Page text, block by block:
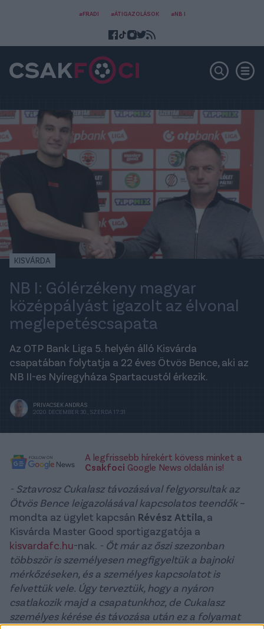
#FRADI #ÁTIGAZOLÁSOK #NB I
KISVÁRDA
NB I: Gólérzékeny magyar
középpályást igazolt az élvonal
meglepetéscsapata
Az OTP Bank Liga 5. helyén álló Kisvárda
csapatában folytatja a 22 éves Ötvös Bence, aki az
NB II-es Nyíregyháza Spartacustól érkezik.
PRIVACSEK ANDRÁS
2020. DECEMBER 30., SZERDA 17:31
A legfrissebb hírekért kövess minket a
Csakfoci Google News oldalán is!
- Sztavrosz Cukalasz távozásával felgyorsultak az
Ötvös Bence leigazolásával kapcsolatos teendők–
mondta az ügylet kapcsán Révész Attila, a
Kisvárda Master Good sportigazgatója a
kisvardafc.hu-nak. - Őt már az őszi szezonban
többször is személyesen megfigyeltük a bajnoki
mérkőzéseken, és a személyes kapcsolatot is
felvettük vele. Úgy terveztük, hogy a nyáron
csatlakozik majd a csapatunkhoz, de Cukalasz
személyes kérése és távozása után ez a folyamat